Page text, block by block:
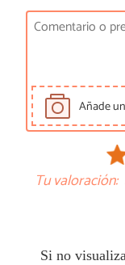
Añade
Tu valoración:
Si no